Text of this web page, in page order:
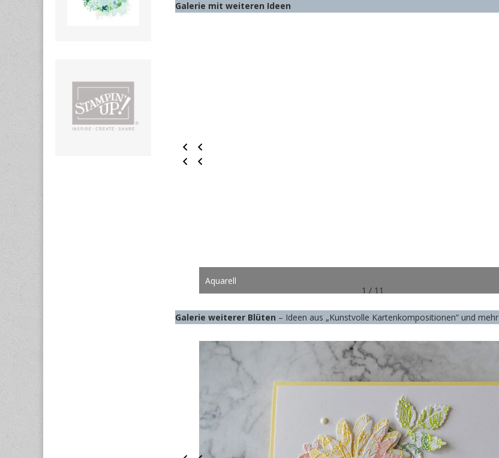
Galerie mit weiteren Ideen
Aquarell
1 / 11
Galerie weiterer Blüten – Ideen aus „Kunstvolle Kartenkompositionen“ und mehr